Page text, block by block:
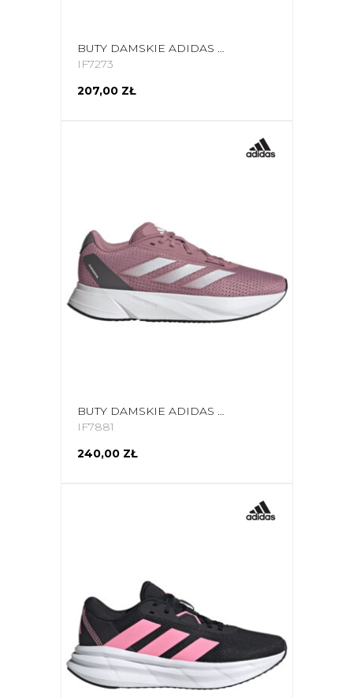
BUTY DAMSKIE ADIDAS DURAMO SL NIEBIESKO-ZIELONE IF7273
IF7273
207,00 ZŁ
BUTY DAMSKIE ADIDAS DURAMO SL RÓŻOWE IF7881
IF7881
240,00 ZŁ